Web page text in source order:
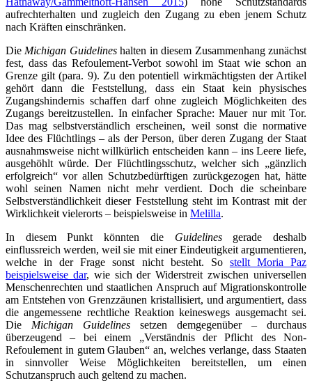
aufrechterhalten und zugleich den Zugang zu eben jenem Schutz
nach Kräften einschränken.
DieMichigan Guidelineshalten in diesem Zusammenhang zunächst
fest, dass das Refoulement-Verbot sowohl im Staat wie schon an
Grenze gilt (para. 9). Zu den potentiell wirkmächtigsten der Artikel
gehört dann die Feststellung, dass ein Staat kein physisches
Zugangshindernis schaffen darf ohne zugleich Möglichkeiten des
Zugangs bereitzustellen. In einfacher Sprache: Mauer nur mit Tor.
Das mag selbstverständlich erscheinen, weil sonst die normative
Idee des Flüchtlings – als der Person, über deren Zugang der Staat
ausnahmsweise nicht willkürlich entscheiden kann – ins Leere liefe,
ausgehöhlt würde. Der Flüchtlingsschutz, welcher sich „gänzlich
erfolgreich“ vor allen Schutzbedürftigen zurückgezogen hat, hätte
wohl seinen Namen nicht mehr verdient. Doch die scheinbare
Selbstverständlichkeit dieser Feststellung steht im Kontrast mit der
Wirklichkeit vielerorts – beispielsweise in Melilla.
In diesem Punkt könnten die Guidelines gerade deshalb
einflussreich werden, weil sie mit einer Eindeutigkeit argumentieren,
welche in der Frage sonst nicht besteht. So stellt Moria Paz
beispielsweise dar, wie sich der Widerstreit zwischen universellen
Menschenrechten und staatlichen Anspruch auf Migrationskontrolle
am Entstehen von Grenzzäunen kristallisiert, und argumentiert, dass
die angemessene rechtliche Reaktion keineswegs ausgemacht sei.
Die Michigan Guidelines setzen demgegenüber – durchaus
überzeugend – bei einem „Verständnis der Pflicht des Non-
Refoulement in gutem Glauben“ an, welches verlange, dass Staaten
in sinnvoller Weise Möglichkeiten bereitstellen, um einen
Schutzanspruch auch geltend zu machen.